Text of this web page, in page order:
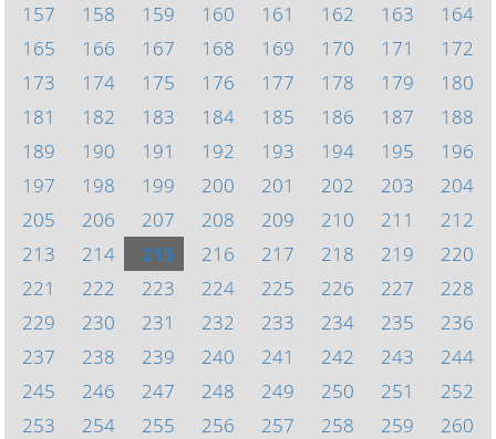
157
158 159 160 161 162 163
164
165
166 167 168 169 170 171
172
173
174 175 176 177 178 179
180
181
182 183 184 185 186 187
188
189
190 191 192 193 194 195
196
197
198 199 200 201 202 203
204
205
206 207 208 209 210 211
212
213
214 215 216 217 218 219
220
221
222 223 224 225 226 227
228
229
230 231 232 233 234 235
236
237
238 239 240 241 242 243
244
245
246 247 248 249 250 251
252
253
254 255 256 257 258 259
260